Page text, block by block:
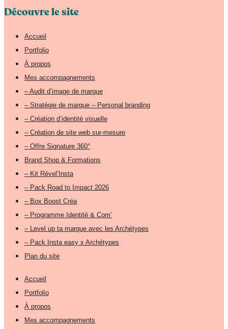
Découvre le site
Accueil
Portfolio
À propos
Mes accompagnements
– Audit d’image de marque
– Stratégie de marque – Personal branding
– Création d’identité visuelle
– Création de site web sur-mesure
– Offre Signature 360°
Brand Shop & Formations
– Kit Rével’Insta
– Pack Road to Impact 2026
– Box Boost Créa
– Programme Identité & Com’
– Level up ta marque avec les Archétypes
– Pack Insta easy x Archétypes
Plan du site
Accueil
Portfolio
À propos
Mes accompagnements